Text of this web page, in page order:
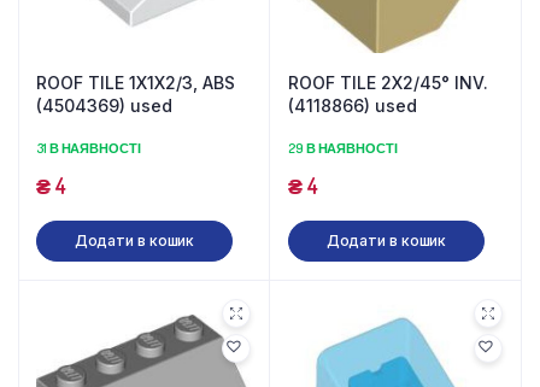
ROOF TILE 1X1X2/3, ABS
(4504369) used
31 В НАЯВНОСТІ
₴4
Додати в кошик
ROOF TILE 2X2/45° INV.
(4118866) used
29 В НАЯВНОСТІ
₴4
Додати в кошик